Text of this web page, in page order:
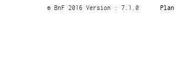
© BnF 2016 Version : 7.1.0